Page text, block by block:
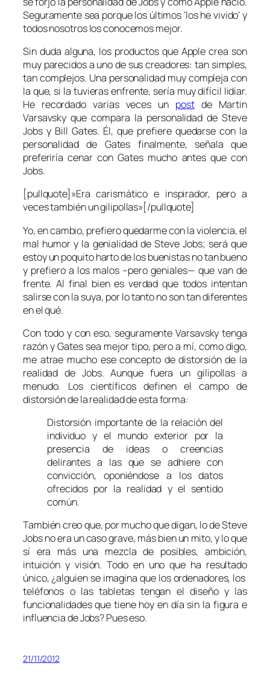
Seguramente sea porque los últimos ‘los he vivido’ y
todos nosotros los conocemos mejor.
Sin duda alguna, los productos que Apple crea son
muy parecidos a uno de sus creadores: tan simples,
tan complejos. Una personalidad muy compleja con
la que, si la tuvieras enfrente, sería muy difícil lidiar.
He recordado varias veces un postde Martin
Varsavsky que compara la personalidad de Steve
Jobs y Bill Gates. Él, que prefiere quedarse con la
personalidad de Gates finalmente, señala que
preferiría cenar con Gates mucho antes que con
Jobs.
[pullquote]»Era carismático e inspirador, pero a
veces también un gilipollas»[/pullquote]
Yo, en cambio, prefiero quedarme con la violencia, el
mal humor y la genialidad de Steve Jobs; será que
estoy un poquito harto de los buenistas no tan bueno
y prefiero a los malos –pero geniales— que van de
frente. Al final bien es verdad que todos intentan
salirse con la suya, por lo tanto no son tan diferentes
en el qué.
Con todo y con eso, seguramente Varsavsky tenga
razón y Gates sea mejor tipo, pero a mí, como digo,
me atrae mucho ese concepto de distorsión de la
realidad de Jobs. Aunque fuera un gilipollas a
menudo. Los científicos definen el campo de
distorsión de la realidad de esta forma:
Distorsión importante de la relación del
individuo y el mundo exterior por la
presencia de ideas o creencias
delirantes a las que se adhiere con
convicción, oponiéndose a los datos
ofrecidos por la realidad y el sentido
común.
También creo que, por mucho que digan, lo de Steve
Jobs no era un caso grave, más bien un mito, y lo que
sí era más una mezcla de posibles, ambición,
intuición y visión. Todo en uno que ha resultado
único, ¿alguien se imagina que los ordenadores, los
teléfonos o las tabletas tengan el diseño y las
funcionalidades que tiene hoy en día sin la figura e
influencia de Jobs? Pues eso.
21/11/2012